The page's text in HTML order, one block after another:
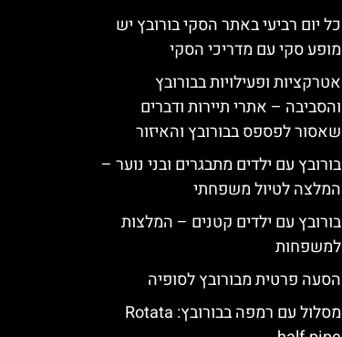
כל יום רביעי באתר הסקי בורובץ יש
מופע סקי עם מדריכי הסקי
אטרקציות ופעילויות בבורובץ
והסביבה – אתרי תיירות ודברים
שאסור לפספס בבורובץ והאיזור
בורובץ עם ילדים מתבגרים ובני נוער –
המלצה לטיול משפחתי
בורובץ עם ילדים קטנים – המלצות
למשפחות
הסעה פרטית מבורובץ לסופיה
מסלול עם רמפה בבורובץ: Rotata